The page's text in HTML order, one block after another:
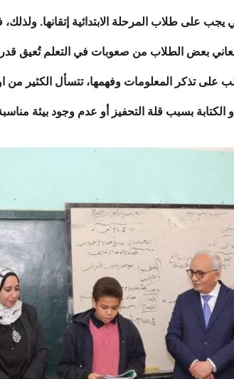
يجب على طلاب المرحلة الابتدائية إتقانها.
بعض الطلاب من صعوبات في التعلم تُعيق
على تذكر المعلومات وفهمها، تتسأل الكثير من
بسبب قلة التحفيز أو عدم وجود بيئة